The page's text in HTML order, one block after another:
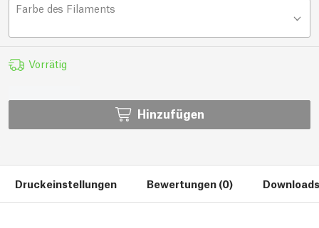
Farbe des Filaments
Vorrätig
Hinzufügen
Druckeinstellungen Bewertungen (0)